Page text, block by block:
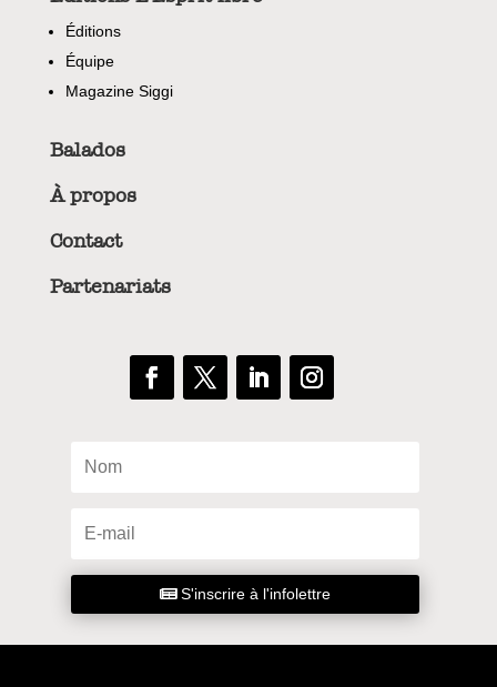
Éditions
Équipe
Magazine Siggi
Balados
À propos
Contact
Partenariats
S'inscrire à l'infolettre